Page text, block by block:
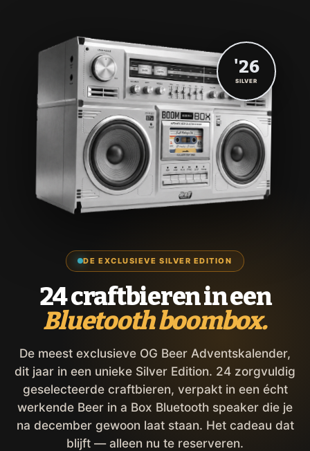
DE EXCLUSIEVE SILVER EDITION
24 craftbieren in een
Bluetooth boombox.
De meest exclusieve OG Beer Adventskalender,
dit jaar in een unieke Silver Edition. 24 zorgvuldig
geselecteerde craftbieren, verpakt in een écht
werkende Beer in a Box Bluetooth speaker die je
na december gewoon laat staan. Het cadeau dat
blijft — alleen nu te reserveren.
'26
SILVER